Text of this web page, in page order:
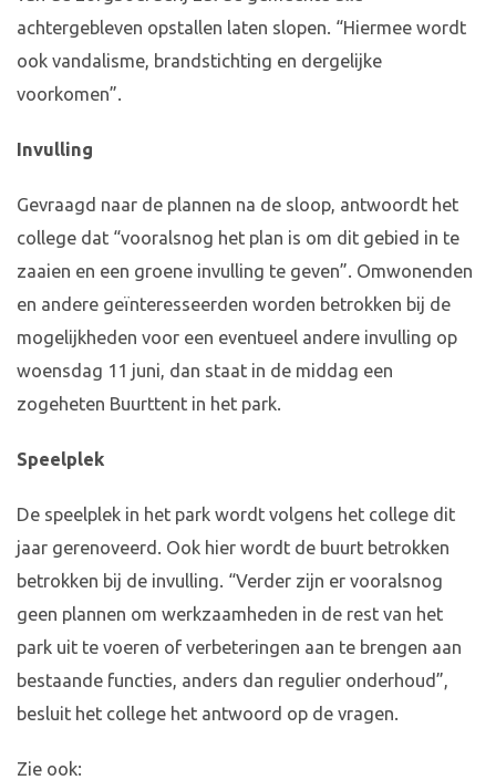
achtergebleven opstallen laten slopen. “Hiermee wordt
ook vandalisme, brandstichting en dergelijke
voorkomen”.
Invulling
Gevraagd naar de plannen na de sloop, antwoordt het
college dat “vooralsnog het plan is om dit gebied in te
zaaien en een groene invulling te geven”. Omwonenden
en andere geïnteresseerden worden betrokken bij de
mogelijkheden voor een eventueel andere invulling op
woensdag 11 juni, dan staat in de middag een
zogeheten Buurttent in het park.
Speelplek
De speelplek in het park wordt volgens het college dit
jaar gerenoveerd. Ook hier wordt de buurt betrokken
betrokken bij de invulling. “Verder zijn er vooralsnog
geen plannen om werkzaamheden in de rest van het
park uit te voeren of verbeteringen aan te brengen aan
bestaande functies, anders dan regulier onderhoud”,
besluit het college het antwoord op de vragen.
Zie ook: